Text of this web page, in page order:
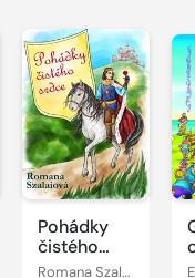
Pohádky
čistého
srdce
Romana Szalaiová